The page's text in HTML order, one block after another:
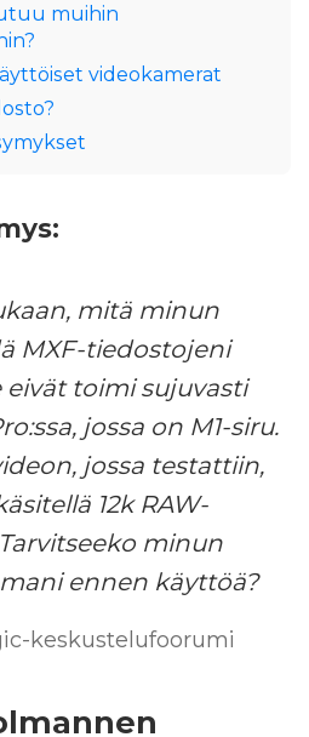
muihin
videokamerat
mitä minun
MXF-tiedostojeni
eivät toimi sujuvasti
jossa on M1-siru.
jossa testattiin,
12k RAW-
minun
ennen käyttöä?
keskustelufoorumi